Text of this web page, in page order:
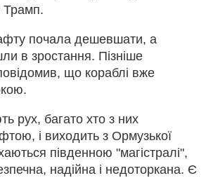
Трамп.
почала дешевшати, а
в зростання. Пізніше
що кораблі вже
рух, багато хто з них
і виходить з Ормузької
південною "магістралі",
надійна і недоторкана. Є